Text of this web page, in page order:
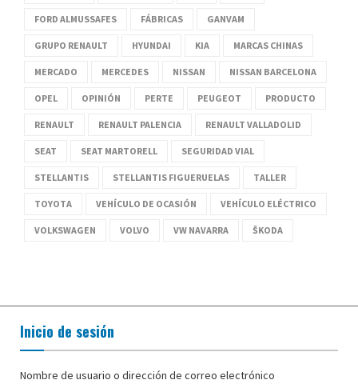
FORD ALMUSSAFES FÁBRICAS GANVAM
GRUPO RENAULT HYUNDAI KIA MARCAS CHINAS
MERCADO MERCEDES NISSAN NISSAN BARCELONA
OPEL OPINIÓN PERTE PEUGEOT PRODUCTO
RENAULT RENAULT PALENCIA RENAULT VALLADOLID
SEAT SEAT MARTORELL SEGURIDAD VIAL
STELLANTIS STELLANTIS FIGUERUELAS TALLER
TOYOTA VEHÍCULO DE OCASIÓN VEHÍCULO ELÉCTRICO
VOLKSWAGEN VOLVO VW NAVARRA ŠKODA
Inicio de sesión
Nombre de usuario o dirección de correo electrónico